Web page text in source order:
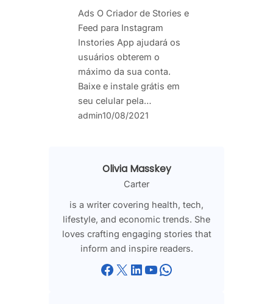
Ads O Criador de Stories e
Feed para Instagram
Instories App ajudará os
usuários obterem o
máximo da sua conta.
Baixe e instale grátis em
seu celular pela…
admin10/08/2021
Olivia Masskey
Carter
is a writer covering health, tech,
lifestyle, and economic trends. She
loves crafting engaging stories that
inform and inspire readers.
Facebook X LinkedIn YouTube WhatsApp